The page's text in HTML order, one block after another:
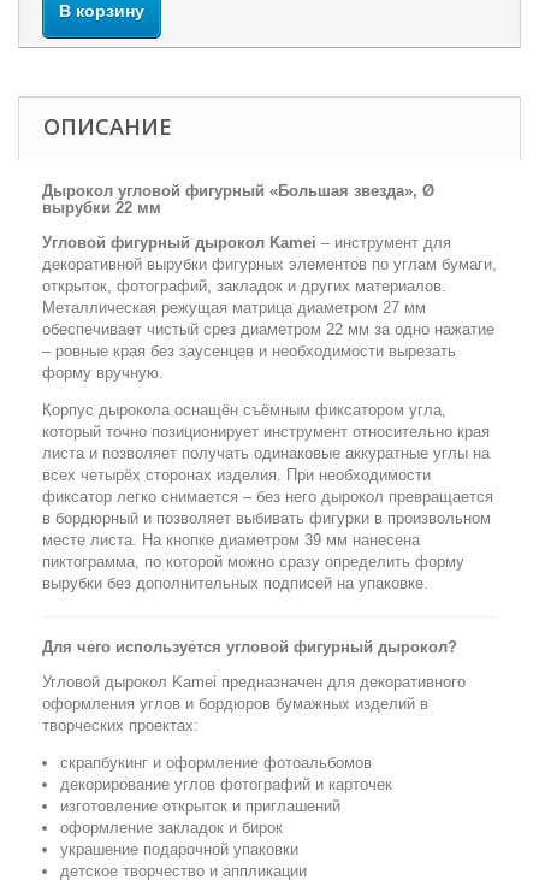
В корзину
ОПИСАНИЕ
Дырокол угловой фигурный «Большая звезда», Ø
вырубки 22 мм
Угловой фигурный дырокол Kamei – инструмент для
декоративной вырубки фигурных элементов по углам бумаги,
открыток, фотографий, закладок и других материалов.
Металлическая режущая матрица диаметром 27 мм
обеспечивает чистый срез диаметром 22 мм за одно нажатие
– ровные края без заусенцев и необходимости вырезать
форму вручную.
Корпус дырокола оснащён съёмным фиксатором угла,
который точно позиционирует инструмент относительно края
листа и позволяет получать одинаковые аккуратные углы на
всех четырёх сторонах изделия. При необходимости
фиксатор легко снимается – без него дырокол превращается
в бордюрный и позволяет выбивать фигурки в произвольном
месте листа. На кнопке диаметром 39 мм нанесена
пиктограмма, по которой можно сразу определить форму
вырубки без дополнительных подписей на упаковке.
Для чего используется угловой фигурный дырокол?
Угловой дырокол Kamei предназначен для декоративного
оформления углов и бордюров бумажных изделий в
творческих проектах:
скрапбукинг и оформление фотоальбомов
декорирование углов фотографий и карточек
изготовление открыток и приглашений
оформление закладок и бирок
украшение подарочной упаковки
детское творчество и аппликации